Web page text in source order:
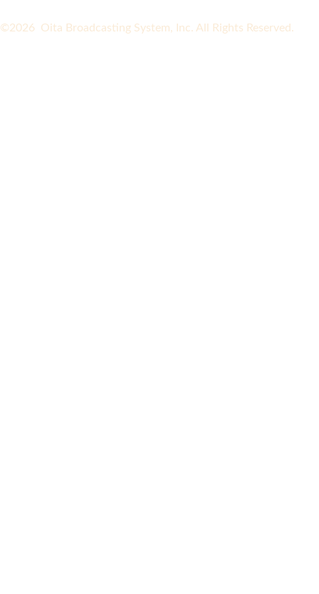
©2026 Oita Broadcasting System, Inc. All Rights Reserved.